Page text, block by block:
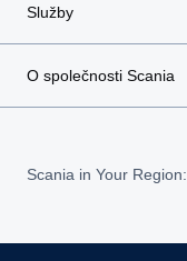
Služby
O společnosti Scania
Scania in Your Region: